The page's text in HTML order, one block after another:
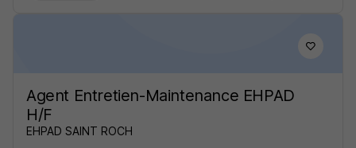
Agent Entretien-Maintenance EHPAD
H/F
EHPAD SAINT ROCH